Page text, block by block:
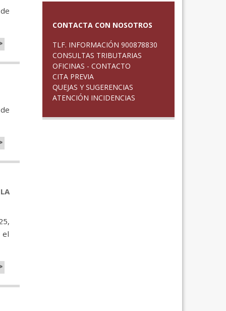
el
CONTACTA CON NOSOTROS
TLF. INFORMACIÓN 900878830
CONSULTAS TRIBUTARIAS
OFICINAS - CONTACTO
CITA PREVIA
QUEJAS Y SUGERENCIAS
ATENCIÓN INCIDENCIAS